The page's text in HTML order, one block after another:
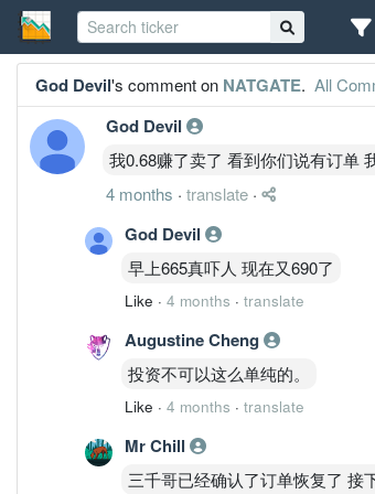
God Devil's comment on NATGATE. All
God Devil
我0.68赚了卖了 看到你们说有订单
4 months · translate ·
God Devil
早上665真吓人 现在又690了
Like · 4 months · translate
Augustine Cheng
投资不可以这么单纯的。
Like · 4 months · translate
Mr Chill
三千哥已经确认了订单恢复了 接